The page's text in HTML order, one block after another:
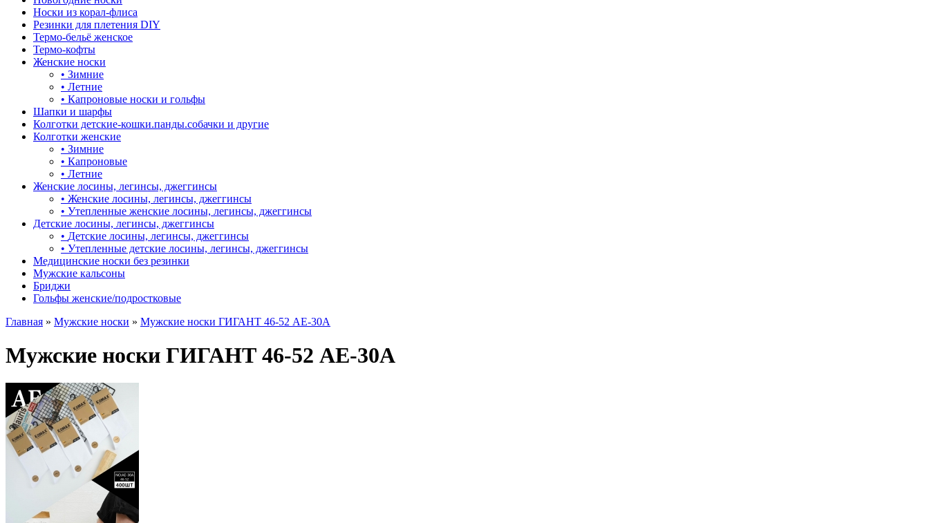
Носки из корал-флиса
Резинки для плетения DIY
Термо-бельё женское
Термо-кофты
Женские носки
• Зимние
• Летние
• Капроновые носки и гольфы
Шапки и шарфы
Колготки детские-кошки.панды.собачки и другие
Колготки женские
• Зимние
• Капроновые
• Летние
Женские лосины, легинсы, джеггинсы
• Женские лосины, легинсы, джеггинсы
• Утепленные женские лосины, легинсы, джеггинсы
Детские лосины, легинсы, джеггинсы
• Детские лосины, легинсы, джеггинсы
• Утепленные детские лосины, легинсы, джеггинсы
Медицинские носки без резинки
Мужские кальсоны
Бриджи
Гольфы женские/подростковые
Главная » Мужские носки » Мужские носки ГИГАНТ 46-52 AE-30A
Мужские носки ГИГАНТ 46-52 AE-30A